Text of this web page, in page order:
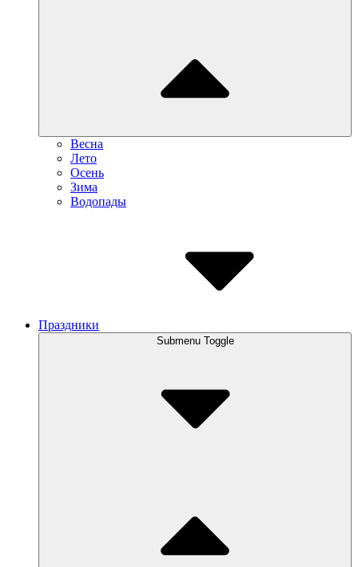
Весна
Лето
Осень
Зима
Водопады
Праздники
Submenu Toggle